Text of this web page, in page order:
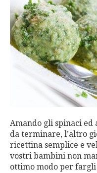
Amando gli spinaci ed
da terminare, l’altro
ricettina semplice e
vostri bambini non
ottimo modo per